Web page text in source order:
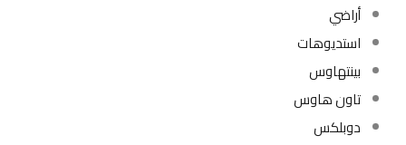
أراضي
استديوهات
بينتهاوس
تاون هاوس
دوبلكس